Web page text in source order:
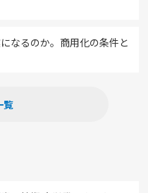
なるのか。商用化の条件と
覧